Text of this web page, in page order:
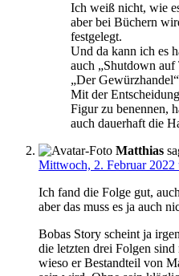
Ich weiß nicht, wie
aber bei Büchern
festgelegt.
Und da kann ich es
auch „Shutdown auf
„Der
Mit der
Figur zu benennen,
auch dauerhaft die
Matthias
Mittwoch, 2. Februar 2022
Ich fand die Folge gut,
aber das muss es ja auch
Bobas Story scheint ja
die letzten drei Folgen
wieso er Bestandteil von